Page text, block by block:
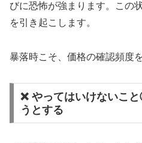
びに恐怖が強まります。この
を引き起こします。
暴落時こそ、価格の確認頻度
❌ やってはいけないこ
うとする